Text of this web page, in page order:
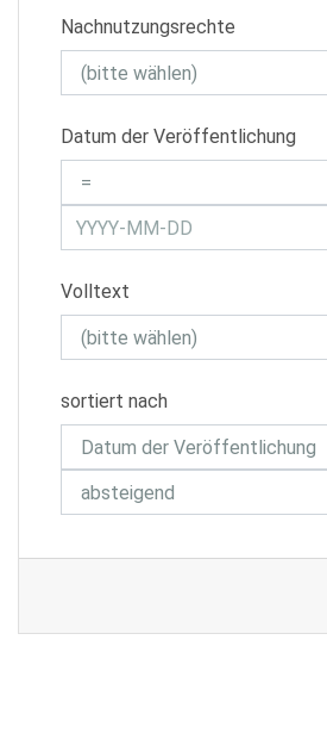
Nachnutzungsrechte
Datum der Veröffentlichung
Volltext
sortiert nach